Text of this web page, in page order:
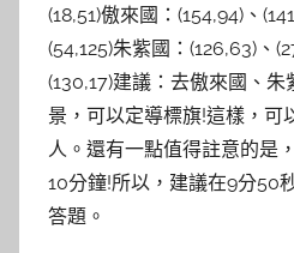
(18,51)傲來國：(154,94)、
(54,125)朱紫國：(126,63)、
(130,17)建議：去傲來國、
景，可以定導標旗!這樣，可
人。還有一點值得註意的是
10分鐘!所以，建議在9分50
答題。